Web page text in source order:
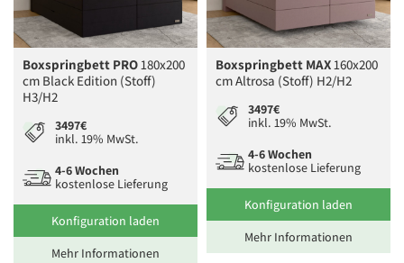
Boxspringbett PRO180x200
cm Black Edition (Stoff)
H3/H2
3497€
inkl. 19% MwSt.
4-6 Wochen
kostenlose Lieferung
Konfiguration laden
Mehr Informationen
Boxspringbett MAX160x200
cm Altrosa (Stoff) H2/H2
3497€
inkl. 19% MwSt.
4-6 Wochen
kostenlose Lieferung
Konfiguration laden
Mehr Informationen